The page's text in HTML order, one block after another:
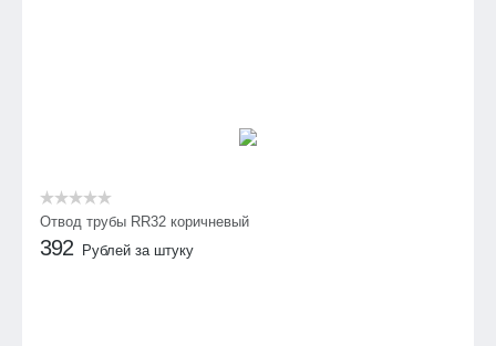
Отвод трубы RR32 коричневый
392 Рублей за штуку